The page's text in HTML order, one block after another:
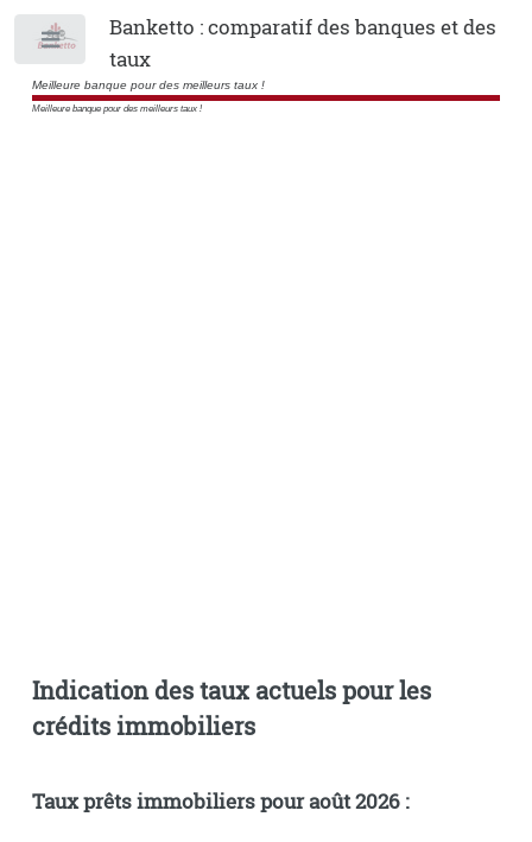
Banketto : comparatif des banques et des
taux
Meilleure banque pour des meilleurs taux !
Meilleure banque pour des meilleurs taux !
Indication des taux actuels pour les
crédits immobiliers
Taux prêts immobiliers pour août 2026 :